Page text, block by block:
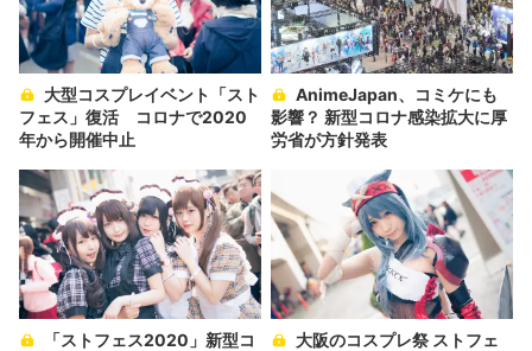
フェス」復活 コロナで2020
年から開催中止
影響？ 新型コロナ感染拡大に厚
労省が方針発表